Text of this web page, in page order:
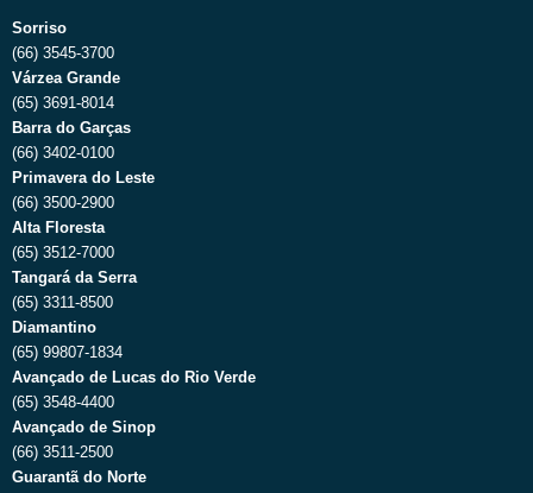
Sorriso
(66) 3545-3700
Várzea Grande
(65) 3691-8014
Barra do Garças
(66) 3402-0100
Primavera do Leste
(66) 3500-2900
Alta Floresta
(65) 3512-7000
Tangará da Serra
(65) 3311-8500
Diamantino
(65) 99807-1834
Avançado de Lucas do Rio Verde
(65) 3548-4400
Avançado de Sinop
(66) 3511-2500
Guarantã do Norte